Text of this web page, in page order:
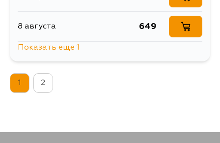
8 августа 649
Показать еще 1
1 2